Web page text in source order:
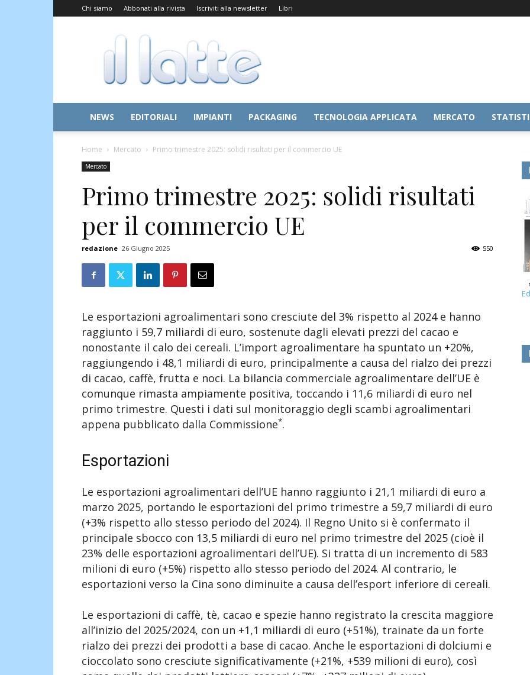
Chi siamo Abbonati alla rivista Iscriviti alla newsletter Libri
Il
Latte
NEWS EDITORIALI IMPIANTI PACKAGING TECNOLOGIA APPLICATA MERCATO
Home Mercato Primo trimestre 2025: solidi risultati per il commercio UE
Mercato
Primo trimestre 2025: solidi risultati
per il commercio UE
redazione 26 Giugno 2025 550
Le esportazioni agroalimentari sono cresciute del 3% rispetto al 2024 e hanno
raggiunto i 59,7 miliardi di euro, sostenute dagli elevati prezzi del cacao e
nonostante il calo dei cereali. L’import agroalimentare ha spuntato un +20%,
raggiungendo i 48,1 miliardi di euro, principalmente a causa del rialzo dei prezzi
di cacao, caffè, frutta e noci. La bilancia commerciale agroalimentare dell’UE è
comunque rimasta ampiamente positiva, toccando i 11,6 miliardi di euro nel
primo trimestre. Questi i dati sul monitoraggio degli scambi agroalimentari
appena pubblicato dalla Commissione*.
Esportazioni
Le esportazioni agroalimentari dell’UE hanno raggiunto i 21,1 miliardi di euro a
marzo 2025, portando le esportazioni del primo trimestre a 59,7 miliardi di euro
(+3% rispetto allo stesso periodo del 2024). Il Regno Unito si è confermato il
principale sbocco con 13,5 miliardi di euro nel primo trimestre del 2025 (cioè il
23% delle esportazioni agroalimentari dell’UE). Si tratta di un incremento di 583
milioni di euro (+5%) rispetto allo stesso periodo del 2024. Al contrario, le
esportazioni verso la Cina sono diminuite a causa dell’esport inferiore di cereali.
Le esportazioni di caffè, tè, cacao e spezie hanno registrato la crescita maggiore
all’inizio del 2025/2024, con un +1,1 miliardi di euro (+51%), trainate da un forte
rialzo dei prezzi dei prodotti a base di cacao. Anche le esportazioni di dolciumi e
cioccolato sono cresciute significativamente (+21%, +539 milioni di euro), così